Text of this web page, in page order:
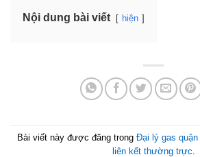
Nội dung bài viết hiện
Bài viết này được đăng trong Đại lý gas
liên kết thường trực